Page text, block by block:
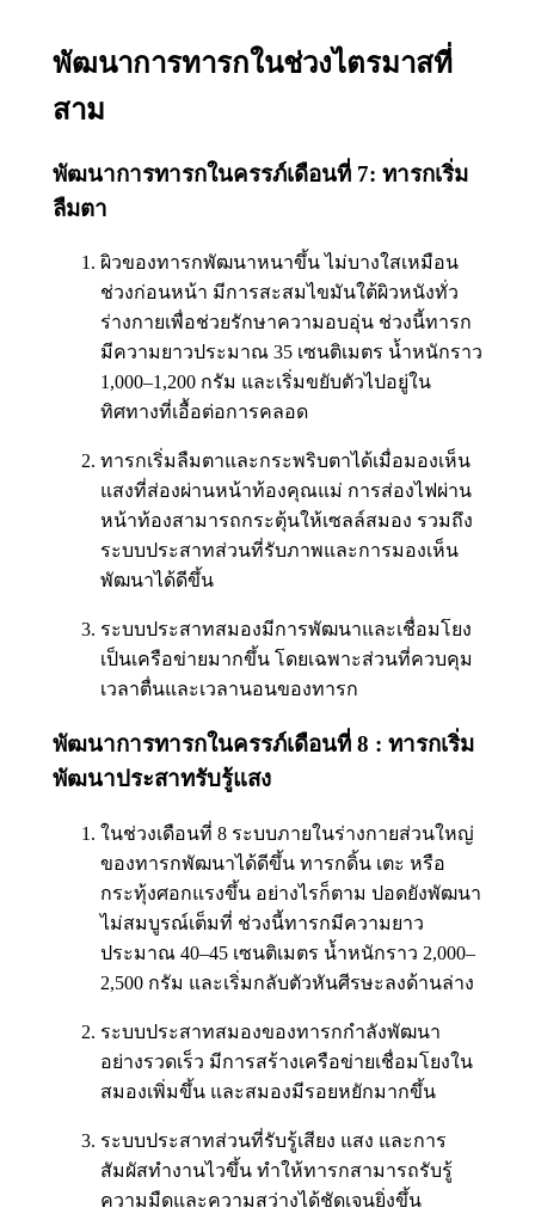
พัฒนาการทารกในช่วงไตรมาสที่
สาม
พัฒนาการทารกในครรภ์เดือนที่ 7: ทารกเริ่ม
ลืมตา
ผิวของทารกพัฒนาหนาขึ้น ไม่บางใสเหมือน
ช่วงก่อนหน้า มีการสะสมไขมันใต้ผิวหนังทั่ว
ร่างกายเพื่อช่วยรักษาความอบอุ่น ช่วงนี้ทารก
มีความยาวประมาณ 35 เซนติเมตร น้ำหนักราว
1,000–1,200 กรัม และเริ่มขยับตัวไปอยู่ใน
ทิศทางที่เอื้อต่อการคลอด
ทารกเริ่มลืมตาและกระพริบตาได้เมื่อมองเห็น
แสงที่ส่องผ่านหน้าท้องคุณแม่ การส่องไฟผ่าน
หน้าท้องสามารถกระตุ้นให้เซลล์สมอง รวมถึง
ระบบประสาทส่วนที่รับภาพและการมองเห็น
พัฒนาได้ดีขึ้น
ระบบประสาทสมองมีการพัฒนาและเชื่อมโยง
เป็นเครือข่ายมากขึ้น โดยเฉพาะส่วนที่ควบคุม
เวลาตื่นและเวลานอนของทารก
พัฒนาการทารกในครรภ์เดือนที่ 8 : ทารกเริ่ม
พัฒนาประสาทรับรู้แสง
ในช่วงเดือนที่ 8 ระบบภายในร่างกายส่วนใหญ่
ของทารกพัฒนาได้ดีขึ้น ทารกดิ้น เตะ หรือ
กระทุ้งศอกแรงขึ้น อย่างไรก็ตาม ปอดยังพัฒนา
ไม่สมบูรณ์เต็มที่ ช่วงนี้ทารกมีความยาว
ประมาณ 40–45 เซนติเมตร น้ำหนักราว 2,000–
2,500 กรัม และเริ่มกลับตัวหันศีรษะลงด้านล่าง
ระบบประสาทสมองของทารกกำลังพัฒนา
อย่างรวดเร็ว มีการสร้างเครือข่ายเชื่อมโยงใน
สมองเพิ่มขึ้น และสมองมีรอยหยักมากขึ้น
ระบบประสาทส่วนที่รับรู้เสียง แสง และการ
สัมผัสทำงานไวขึ้น ทำให้ทารกสามารถรับรู้
ความมืดและความสว่างได้ชัดเจนยิ่งขึ้น